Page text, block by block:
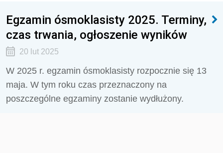
Egzamin ósmoklasisty 2025. Terminy,
czas trwania, ogłoszenie wyników
20 lut 2025
W 2025 r. egzamin ósmoklasisty rozpocznie się 13
maja. W tym roku czas przeznaczony na
poszczególne egzaminy zostanie wydłużony.